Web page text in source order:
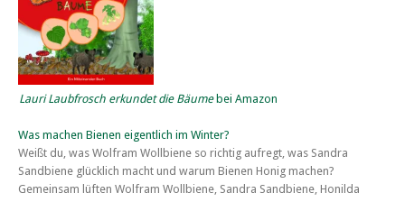
Lauri Laubfrosch erkundet die Bäumebei Amazon
Was machen Bienen eigentlich im Winter?
Weißt du, was Wolfram Wollbiene so richtig aufregt, was Sandra
Sandbiene glücklich macht und warum Bienen Honig machen?
Gemeinsam lüften Wolfram Wollbiene, Sandra Sandbiene, Honilda